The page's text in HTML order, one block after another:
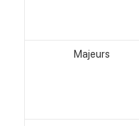
Majeurs